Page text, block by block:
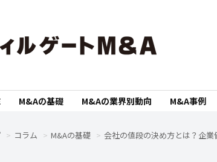
M&Aの基礎 M&Aの業界別動向 M&A事例
コラム M&Aの基礎 会社の値段の決め方とは？企